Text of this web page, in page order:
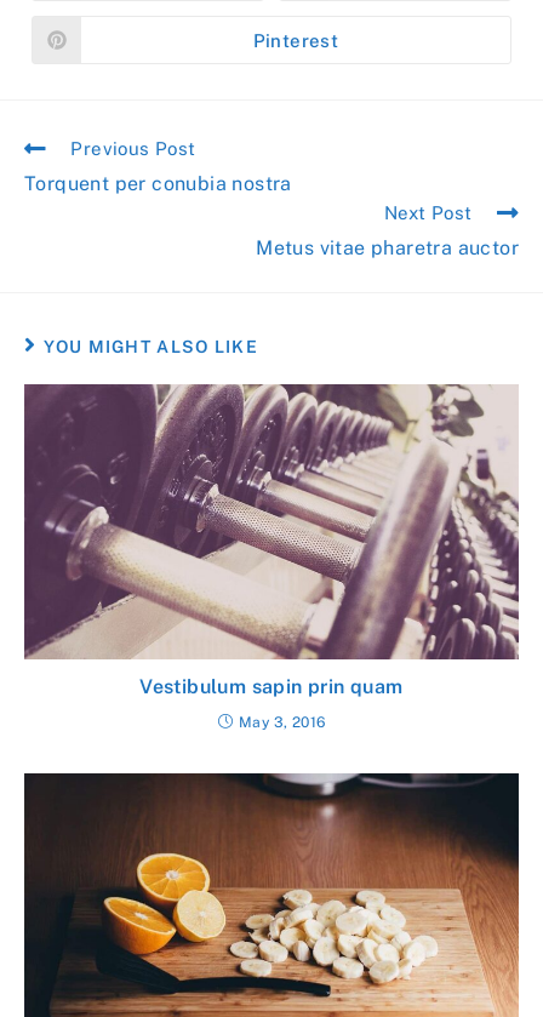
Opens
Pinterest
Read
articles
Previous Post
Torquent per conubia nostra
Next Post
Metus vitae pharetra auctor
YOU MIGHT ALSO LIKE
Vestibulum sapin prin quam
May 3, 2016